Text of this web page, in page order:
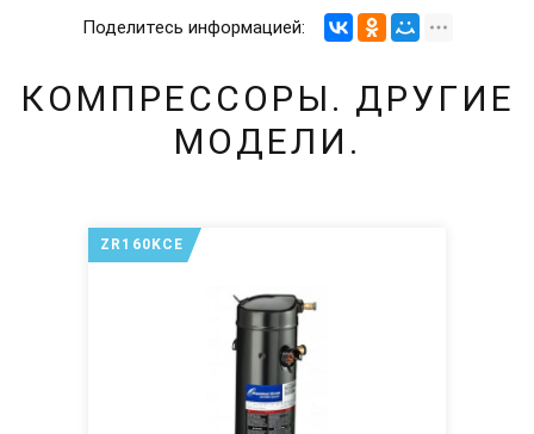
Поделитесь информацией:
КОМПРЕССОРЫ. ДРУГИЕ
МОДЕЛИ.
ZR160KCE